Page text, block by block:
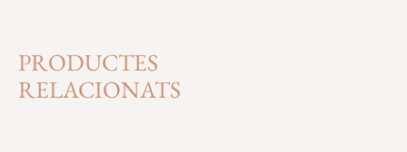
PRODUCTES
RELACIONATS